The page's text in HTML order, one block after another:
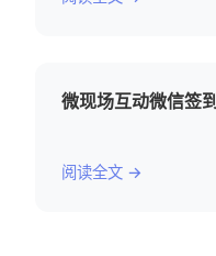
微现场互动微信签到
阅读全文 →